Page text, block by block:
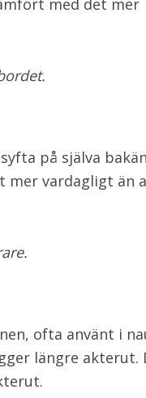
med det mer
på själva
mer vardagligt än
ofta använt i
längre akterut.